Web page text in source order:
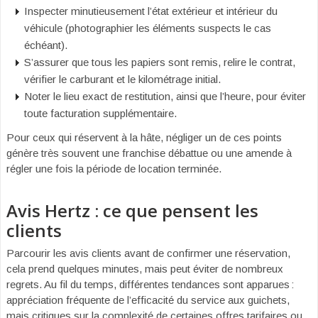
Inspecter minutieusement l’état extérieur et intérieur du
véhicule (photographier les éléments suspects le cas
échéant).
S’assurer que tous les papiers sont remis, relire le contrat,
vérifier le carburant et le kilométrage initial.
Noter le lieu exact de restitution, ainsi que l’heure, pour éviter
toute facturation supplémentaire.
Pour ceux qui réservent à la hâte, négliger un de ces points
génère très souvent une franchise débattue ou une amende à
régler une fois la période de location terminée.
Avis Hertz : ce que pensent les
clients
Parcourir les avis clients avant de confirmer une réservation,
cela prend quelques minutes, mais peut éviter de nombreux
regrets. Au fil du temps, différentes tendances sont apparues :
appréciation fréquente de l’efficacité du service aux guichets,